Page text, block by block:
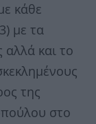
κάθε
με τα
αλλά και το
της
στο